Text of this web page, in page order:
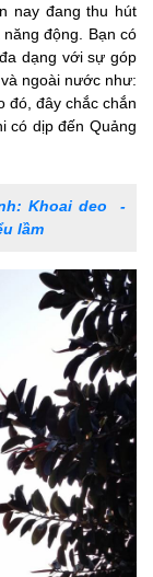
nay đang thu hút
động. Bạn có
dạng với sự góp
ngoài nước như:
đó, đây chắc chắn
có dịp đến Quảng
Khoai deo -
lầm